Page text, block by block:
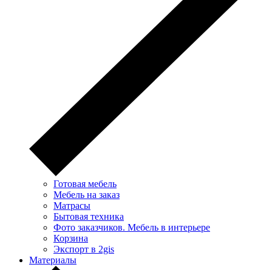
Готовая мебель
Мебель на заказ
Матрасы
Бытовая техника
Фото заказчиков. Мебель в интерьере
Корзина
Экспорт в 2gis
Материалы